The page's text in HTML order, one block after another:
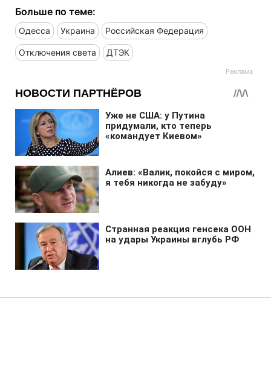
Больше по теме:
Одесса Украина Российская Федерация
Отключения света ДТЭК